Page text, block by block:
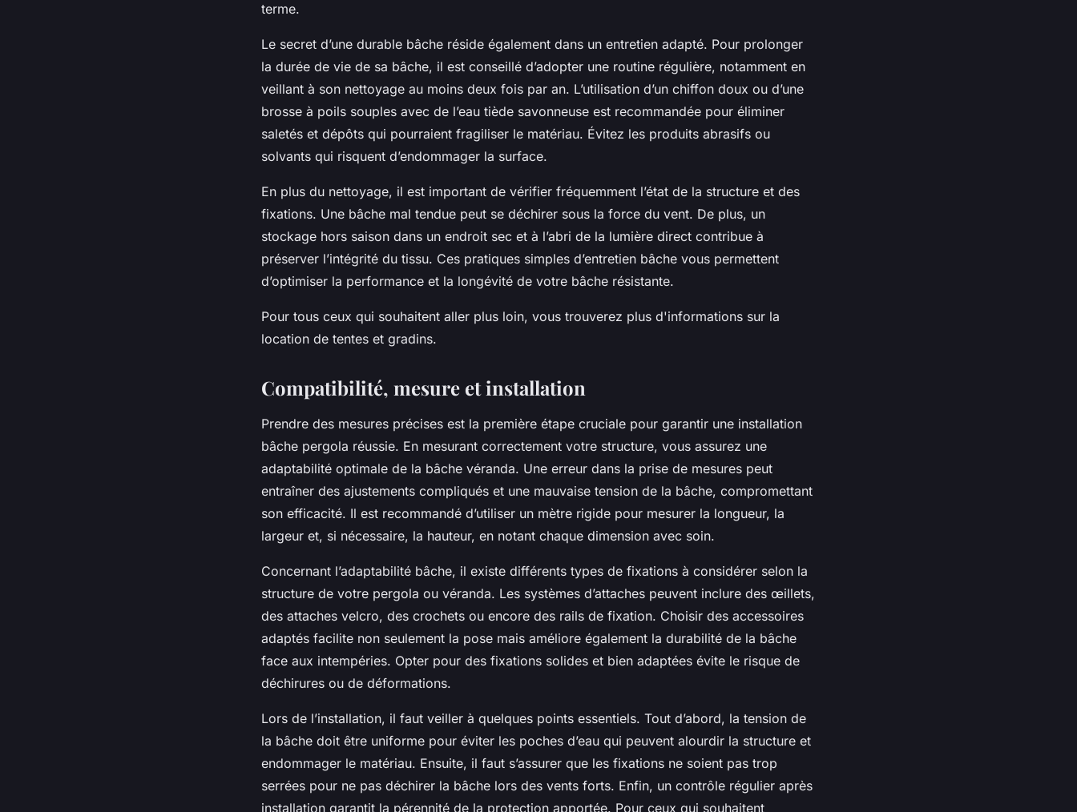
terme.
Le secret d’une durable bâche réside également dans un entretien adapté. Pour prolonger
la durée de vie de sa bâche, il est conseillé d’adopter une routine régulière, notamment en
veillant à son nettoyage au moins deux fois par an. L’utilisation d’un chiffon doux ou d’une
brosse à poils souples avec de l’eau tiède savonneuse est recommandée pour éliminer
saletés et dépôts qui pourraient fragiliser le matériau. Évitez les produits abrasifs ou
solvants qui risquent d’endommager la surface.
En plus du nettoyage, il est important de vérifier fréquemment l’état de la structure et des
fixations. Une bâche mal tendue peut se déchirer sous la force du vent. De plus, un
stockage hors saison dans un endroit sec et à l’abri de la lumière direct contribue à
préserver l’intégrité du tissu. Ces pratiques simples d’entretien bâche vous permettent
d’optimiser la performance et la longévité de votre bâche résistante.
Pour tous ceux qui souhaitent aller plus loin, vous trouverez plus d'informations sur la
location de tentes et gradins.
Compatibilité, mesure et installation
Prendre des mesures précises est la première étape cruciale pour garantir une installation
bâche pergola réussie. En mesurant correctement votre structure, vous assurez une
adaptabilité optimale de la bâche véranda. Une erreur dans la prise de mesures peut
entraîner des ajustements compliqués et une mauvaise tension de la bâche, compromettant
son efficacité. Il est recommandé d’utiliser un mètre rigide pour mesurer la longueur, la
largeur et, si nécessaire, la hauteur, en notant chaque dimension avec soin.
Concernant l’adaptabilité bâche, il existe différents types de fixations à considérer selon la
structure de votre pergola ou véranda. Les systèmes d’attaches peuvent inclure des œillets,
des attaches velcro, des crochets ou encore des rails de fixation. Choisir des accessoires
adaptés facilite non seulement la pose mais améliore également la durabilité de la bâche
face aux intempéries. Opter pour des fixations solides et bien adaptées évite le risque de
déchirures ou de déformations.
Lors de l’installation, il faut veiller à quelques points essentiels. Tout d’abord, la tension de
la bâche doit être uniforme pour éviter les poches d’eau qui peuvent alourdir la structure et
endommager le matériau. Ensuite, il faut s’assurer que les fixations ne soient pas trop
serrées pour ne pas déchirer la bâche lors des vents forts. Enfin, un contrôle régulier après
installation garantit la pérennité de la protection apportée. Pour ceux qui souhaitent